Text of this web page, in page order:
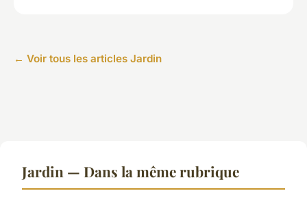
← Voir tous les articles Jardin
Jardin — Dans la même rubrique